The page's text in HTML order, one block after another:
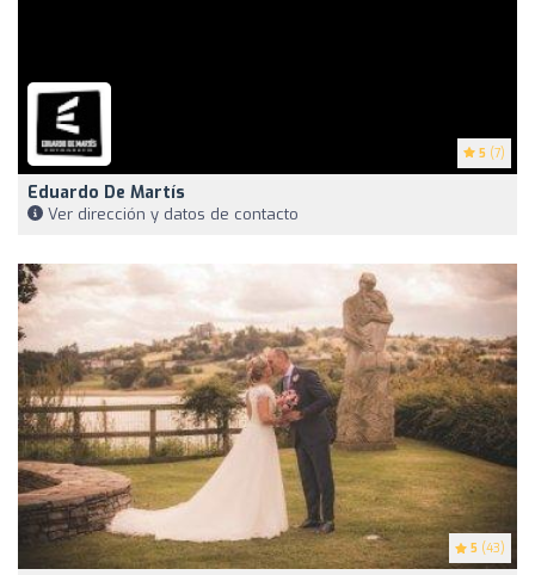
5 (7)
Eduardo De Martís
Ver dirección y datos de contacto
5 (43)